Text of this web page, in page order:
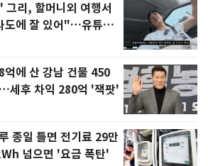
그리, 할머니외 여행서
도에 잘 있어"…유튜브
억에 산 강남 건물 450
세후 차익 280억 '잭팟'
종일 틀면 전기료 29만
넘으면 '요금 폭탄'